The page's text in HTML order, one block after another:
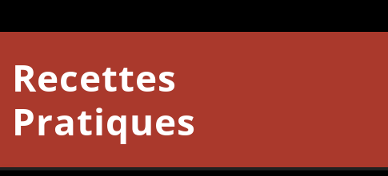
to
Recettes
Pratiques